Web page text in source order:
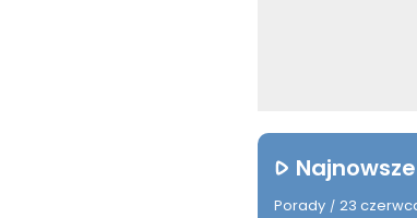
Najnowsze
Porady / 23